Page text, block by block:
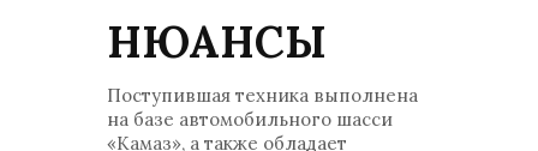
НЮАНСЫ
Поступившая техника выполнена
на базе автомобильного шасси
«Камаз», а также обладает